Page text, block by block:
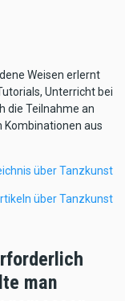
Weisen erlernt
Unterricht bei
die Teilnahme an
Kombinationen aus
über Tanzkunst
über Tanzkunst
man